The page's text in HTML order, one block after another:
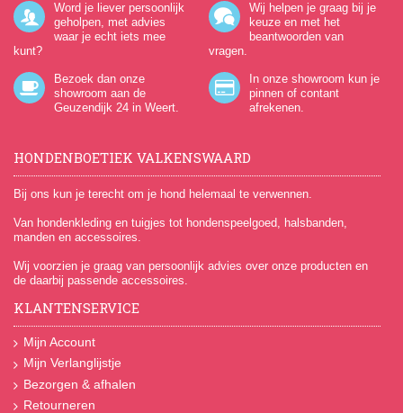
Word je liever persoonlijk
geholpen, met advies
waar je echt iets mee
kunt?
Wij helpen je graag bij je
keuze en met het
beantwoorden van
vragen.
Bezoek dan onze
showroom aan de
Geuzendijk 24 in Weert.
In onze showroom kun je
pinnen of contant
afrekenen.
HONDENBOETIEK VALKENSWAARD
Bij ons kun je terecht om je hond helemaal te verwennen.
Van hondenkleding en tuigjes tot hondenspeelgoed, halsbanden,
manden en accessoires.
Wij voorzien je graag van persoonlijk advies over onze producten en
de daarbij passende accessoires.
KLANTENSERVICE
Mijn Account
Mijn Verlanglijstje
Bezorgen & afhalen
Retourneren